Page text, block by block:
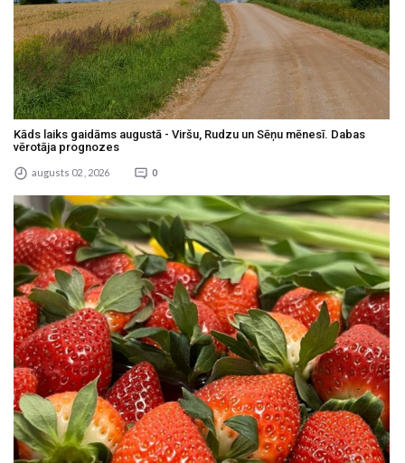
Kāds laiks gaidāms augustā - Viršu, Rudzu un Sēņu mēnesī. Dabas
vērotāja prognozes
augusts 02 , 2026 0